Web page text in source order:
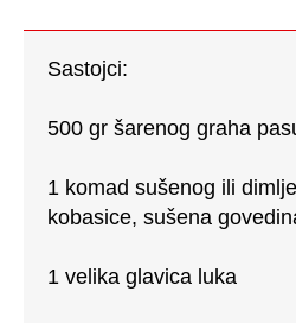
Sastojci:
500 gr šarenog graha
1 komad sušenog ili
kobasice, sušena
1 velika glavica luka